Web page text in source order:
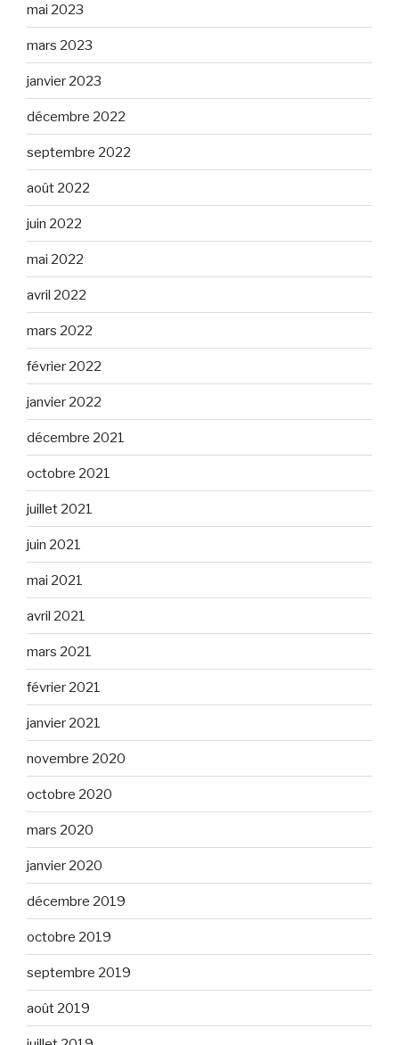
mai 2023
mars 2023
janvier 2023
décembre 2022
septembre 2022
août 2022
juin 2022
mai 2022
avril 2022
mars 2022
février 2022
janvier 2022
décembre 2021
octobre 2021
juillet 2021
juin 2021
mai 2021
avril 2021
mars 2021
février 2021
janvier 2021
novembre 2020
octobre 2020
mars 2020
janvier 2020
décembre 2019
octobre 2019
septembre 2019
août 2019